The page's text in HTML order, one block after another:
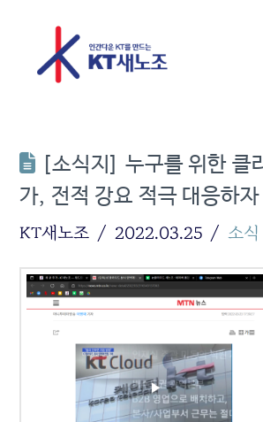
[소식지] 누구를 위한 클
가, 전적 강요 적극 대응하자
KT새노조 2022.03.25 소식